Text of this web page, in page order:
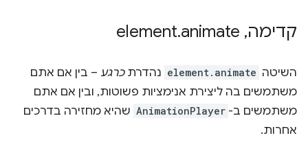
קדימה,
.animate
השיטה element.animate נהדרתכרגע – בין אם אתם
משתמשים בה ליצירת אנימציות פשוטות, ובין אם אתם
משתמשים ב- AnimationPlayer שהיא מחזירה בדרכים
אחרות.